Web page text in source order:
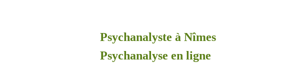
Psychanalyste à Nîmes
Psychanalyse en ligne